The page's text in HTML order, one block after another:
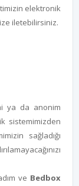
elektronik
iletebilirsiniz.
ya da anonim
sistemimizden
sağladığı
ve Bedbox